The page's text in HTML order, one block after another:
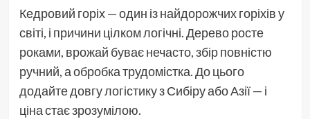
Кедровий горіх — один із найдорожчих горіхів у
світі, і причини цілком логічні. Дерево росте
роками, врожай буває нечасто, збір повністю
ручний, а обробка трудомістка. До цього
додайте довгу логістику з Сибіру або Азії — і
ціна стає зрозумілою.